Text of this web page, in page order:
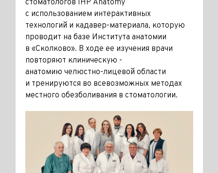
стоматологов IHP Anatomy
с использованием интерактивных
технологий и кадавер-материала, которую
проводит на базе Института анатомии
в «Сколково». В ходе ее изучения врачи
повторяют ­клиническую ­
анатомию челюстно-­лицевой области
и тренируются во всевозможных методах
местного обезболивания в стоматологии.